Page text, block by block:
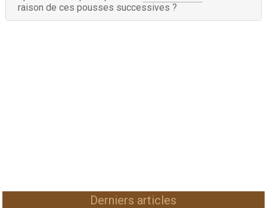
raison de ces pousses successives ?
Derniers articles